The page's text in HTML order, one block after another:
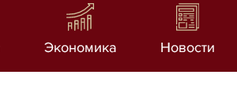
Экономика Новости